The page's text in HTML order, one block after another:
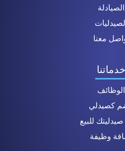
الصيادلة
الصيدليات
معنا
خدماتنا
الوظائف
كصيدلي
للبيع
وظيفة